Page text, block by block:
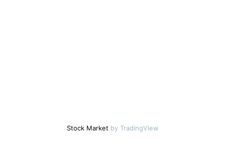
Stock Market by TradingView